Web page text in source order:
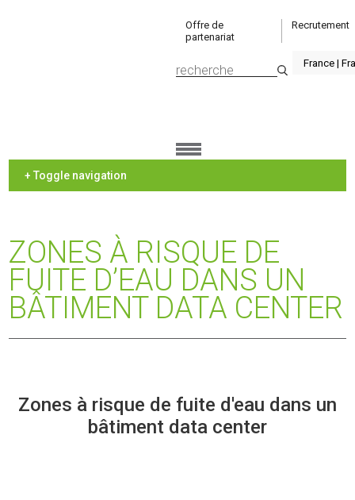
Offre de
partenariat
Recrutement
+ Toggle navigation
ZONES À RISQUE DE
FUITE D’EAU DANS UN
BÂTIMENT DATA CENTER
Zones à risque de fuite d'eau dans un
bâtiment data center